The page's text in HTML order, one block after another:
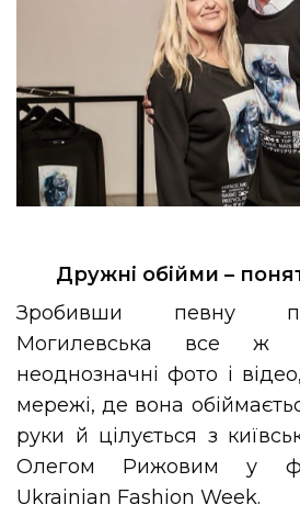
Дружні обійми –
Зробивши певну
Могилевська все ж
неоднозначні фото і
мережі, де вона
руки й цілується з
Олегом Рижовим у
Ukrainian Fashion Week.